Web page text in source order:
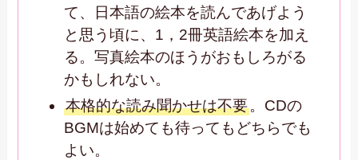
て、日本語の絵本を読んであげよう
と思う頃に、1，2冊英語絵本を加え
る。写真絵本のほうがおもしろがる
かもしれない。
本格的な読み聞かせは不要。CDの
BGMは始めても待ってもどちらでも
よい。